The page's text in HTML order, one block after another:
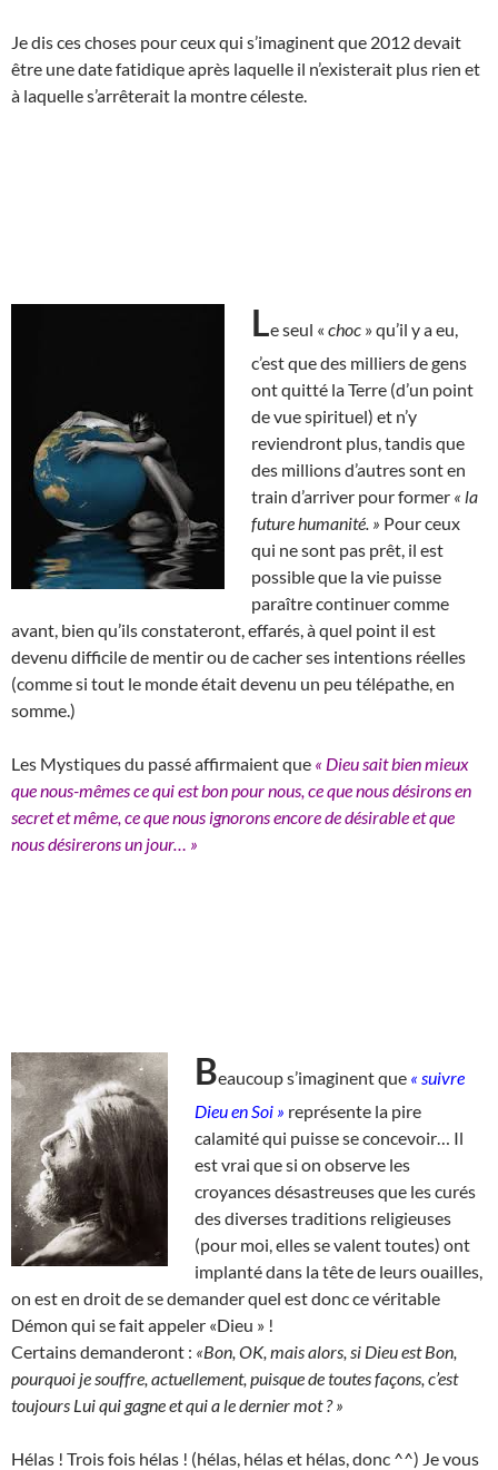
Je dis ces choses pour ceux qui s’imaginent que 2012 devait
être une date fatidique après laquelle il n’existerait plus rien et
à laquelle s’arrêterait la montre céleste.
Le seul « choc » qu’il y a eu,
c’est que des milliers de gens
ont quitté la Terre (d’un point
de vue spirituel) et n’y
reviendront plus, tandis que
des millions d’autres sont en
train d’arriver pour former « la
future humanité. » Pour ceux
qui ne sont pas prêt, il est
possible que la vie puisse
paraître continuer comme
avant, bien qu’ils constateront, effarés, à quel point il est
devenu difficile de mentir ou de cacher ses intentions réelles
(comme si tout le monde était devenu un peu télépathe, en
somme.)
Les Mystiques du passé affirmaient que « Dieu sait bien mieux
que nous-mêmes ce qui est bon pour nous, ce que nous désirons en
secret et même, ce que nous ignorons encore de désirable et que
nous désirerons un jour… »
Beaucoup s’imaginent que « suivre
Dieu en Soi » représente la pire
calamité qui puisse se concevoir… Il
est vrai que si on observe les
croyances désastreuses que les curés
des diverses traditions religieuses
(pour moi, elles se valent toutes) ont
implanté dans la tête de leurs ouailles,
on est en droit de se demander quel est donc ce véritable
Démon qui se fait appeler «Dieu » !
Certains demanderont : «Bon, OK, mais alors, si Dieu est Bon,
pourquoi je souffre, actuellement, puisque de toutes façons, c’est
toujours Lui qui gagne et qui a le dernier mot ? »
Hélas ! Trois fois hélas ! (hélas, hélas et hélas, donc ^^) Je vous